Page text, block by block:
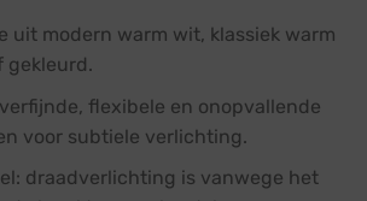
uit modern warm wit, klassiek warm
gekleurd.
flexibele en onopvallende
voor subtiele verlichting.
draadverlichting is vanwege het